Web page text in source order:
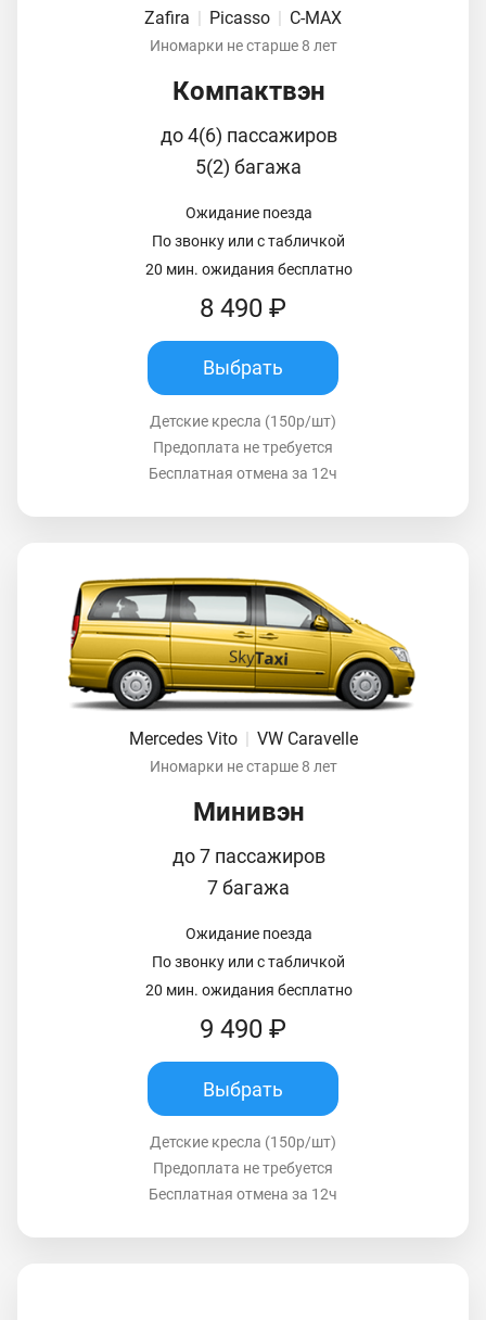
Zafira | Picasso | C-MAX
Иномарки не старше 8 лет
Компактвэн
до 4(6) пассажиров
5(2) багажа
Ожидание поезда
По звонку или с табличкой
20 мин. ожидания бесплатно
8 490 ₽
Выбрать
Детские кресла (150р/шт)
Предоплата не требуется
Бесплатная отмена за 12ч
Mercedes Vito VW Caravelle
Иномарки не старше 8 лет
Минивэн
до 7 пассажиров
7 багажа
Ожидание поезда
По звонку или с табличкой
20 мин. ожидания бесплатно
9 490 ₽
Выбрать
Детские кресла (150р/шт)
Предоплата не требуется
Бесплатная отмена за 12ч